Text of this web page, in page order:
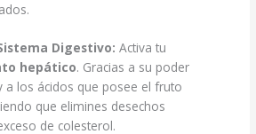
Digestivo:Activa tu
hepático. Gracias a su poder
a los ácidos que posee el fruto
que elimines desechos
de colesterol.